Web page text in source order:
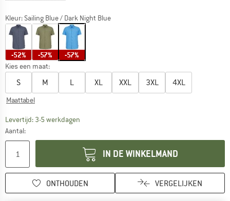
Kleur: Sailing Blue / Dark Night Blue
-52% -57% -57%
Kies een maat:
S M L XL XXL 3XL 4XL
Maattabel
Levertijd: 3-5 werkdagen
Aantal:
IN DE WINKELMAND
ONTHOUDEN VERGELIJKEN